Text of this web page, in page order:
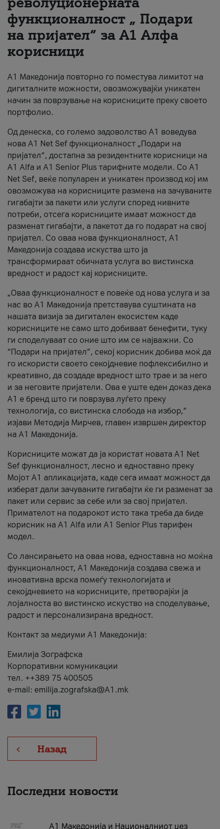
За нас
#ПодобарОнлајн
функционалност „ Подари
на пријател“ за А1 Алфа
корисници
А1 Македонија повторно го поместува лимитот на
дигиталните можности, овозможувајќи уникатен
начин за поврзување на корисниците преку своето
портфолио.
Од денеска, со големо задоволство А1 воведува
нова A1 Net Sef функционалност „Подари на
пријател“, достапна за резидентните корисници на
А1 Alfa и A1 Senior Plus тарифните модели. Со A1
Net Sef, веќе популарен и уникатен производ кој им
овозможува на корисниците размена на зачуваните
гигабајти за пакети или услуги според нивните
потреби, отсега корисниците имаат можност да
разменат гигабајти, а пакетот да го подарат на свој
пријател. Со оваа нова функционалност, А1
Македонија создава искуства што ја
трансформираат обичната услуга во вистинска
вредност и радост кај корисниците.
„Оваа функционалност е повеќе од нова услуга и за
нас во А1 Македонија претставува суштината на
нашата визија за дигитален екосистем каде
корисниците не само што добиваат бенефити, туку
ги споделуваат со оние што им се најважни. Со
“Подари на пријател”, секој корисник добива моќ да
го искористи своето секојдневие пофлексибилно и
креативно, да создаде вредност што трае и за него
и за неговите пријатели. Ова е уште еден доказ дека
А1 е бренд што ги поврзува луѓето преку
технологија, со вистинска слобода на избор,“
изјави Методија Мирчев, главен извршен директор
на А1 Македонија.
Корисниците можат да ја користат новата А1 Net
Sef функционалност, лесно и едноставно преку
Мојот А1 апликацијата, каде сега имаат можност да
изберат дали зачуваните гигабајти ќе ги разменат за
пакет или сервис за себе или за свој пријател.
Примателот на подарокот исто така треба да биде
корисник на А1 Alfa или A1 Senior Plus тарифен
модел.
Со лансирањето на оваа нова, едноставна но моќна
функционалност, А1 Македонија создава свежа и
иновативна врска помеѓу технологијата и
секојдневието на корисниците, претворајќи ја
лојалноста во вистинско искуство на споделување,
радост и персонализирана вредност.
Контакт за медиуми А1 Македонија:
Емилија Зографска
Корпоративни комуникации
тел. ++389 75 400505
e-mail: emilija.zografska@A1.mk
Назад
Последни новости
А1 Македонија и Националниот џез